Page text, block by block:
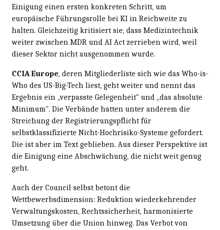
Einigung einen ersten konkreten Schritt, um
europäische Führungsrolle bei KI in Reichweite zu
halten. Gleichzeitig kritisiert sie, dass Medizintechnik
weiter zwischen MDR und AI Act zerrieben wird, weil
dieser Sektor nicht ausgenommen wurde.
CCIA Europe, deren Mitgliederliste sich wie das Who-is-
Who des US-Big-Tech liest, geht weiter und nennt das
Ergebnis ein „verpasste Gelegenheit" und „das absolute
Minimum". Die Verbände hatten unter anderem die
Streichung der Registrierungspflicht für
selbstklassifizierte Nicht-Hochrisiko-Systeme gefordert.
Die ist aber im Text geblieben. Aus dieser Perspektive ist
die Einigung eine Abschwächung, die nicht weit genug
geht.
Auch der Council selbst betont die
Wettbewerbsdimension: Reduktion wiederkehrender
Verwaltungskosten, Rechtssicherheit, harmonisierte
Umsetzung über die Union hinweg. Das Verbot von